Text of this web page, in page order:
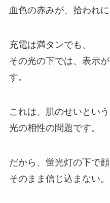
血色の赤みが、拾われに
充電は満タンでも、
その光の下では、表示
す。
これは、肌のせいという
光の相性の問題です。
だから、蛍光灯の下で
そのまま信じ込まない。